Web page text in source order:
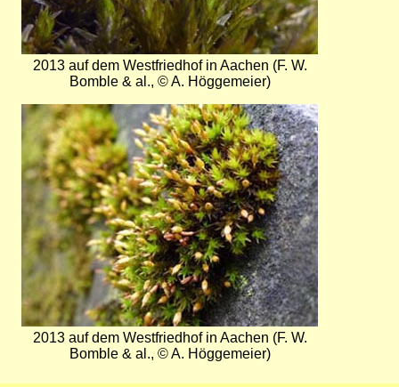
2013 auf dem Westfriedhof in Aachen (F. W.
Bomble & al., © A. Höggemeier)
Bild
2013 auf dem Westfriedhof in Aachen (F. W.
Bomble & al., © A. Höggemeier)